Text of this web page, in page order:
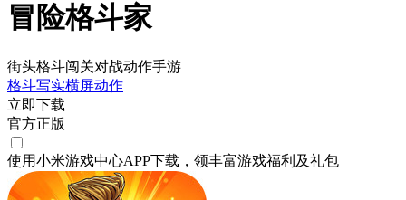
冒险格斗家
街头格斗闯关对战动作手游
格斗写实横屏动作
立即下载
官方正版
使用小米游戏中心APP下载 ，领丰富游戏福利 及礼包